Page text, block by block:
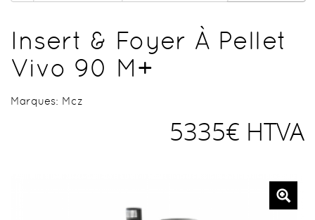
Insert & Foyer À Pellet
Vivo 90 M+
Marques: Mcz
5335€ HTVA